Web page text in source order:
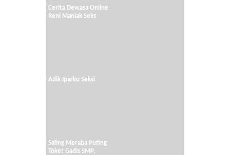
Cerita Dewasa Online
Reni Maniak Seks
Adik Iparku Seksi
Saling Meraba Puting
Toket Gadis SMP,